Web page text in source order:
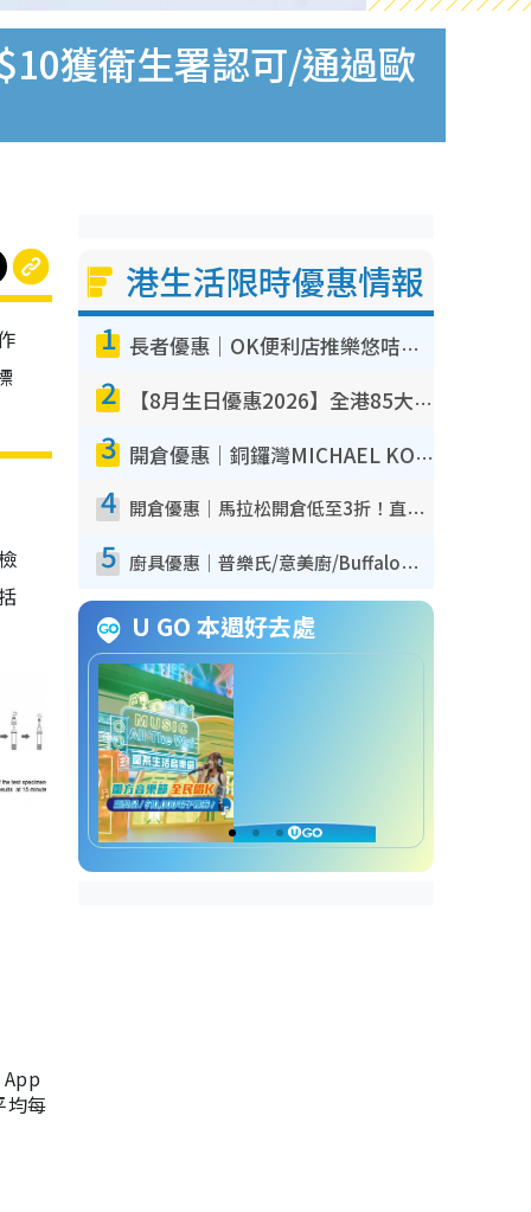
獲衛生署認可/通過歐
均每
港生活限時優惠情報
1 長者優惠｜OK便利店推樂悠咭優惠！買麵包/牛奶/保健品拍卡即減
2 【8月生日優惠2026】全港85大食買玩著數攻略 自助餐/火鍋放題同行免費＋誠品/DONKI送現金券
3 開倉優惠｜銅鑼灣MICHAEL KORS開倉低至17折！直擊$500起買手袋/銀包/鞋款 必買經典Jet Set系列
4 開倉優惠｜馬拉松開倉低至3折！直擊$99起買adidas／New Balance／Puma鞋款 STANLEY保溫杯劈價至$119起
5 廚具優惠｜普樂氏/意美廚/Buffalo廚具低至3折！$89起買煎鍋／炒鑊／個人鍋 同場小家電激減至$99起
U GO 本週好去處